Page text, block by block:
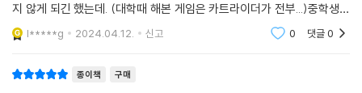
지 않게 되긴 했는데. (대학때 해본 게임은 카트라이더가 전부...)중학생때
좋아했던 게임들도 나오고 닌텐도 얘기도 나오고 ㅎ 추억팔이 한참 했습니
다. 지금 평을
l*****g 2024.04.12. 신고 0 댓글0
종이책 구매